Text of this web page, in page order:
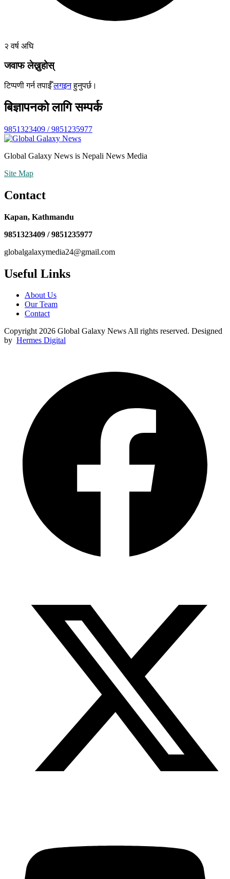
२ वर्ष अघि
जवाफ लेख्नुहोस्
टिप्पणी गर्न तपाईँलगइनहुनुपर्छ।
बिज्ञापनको लागि सम्पर्क
9851323409 / 9851235977
Global Galaxy News is Nepali News Media
Site Map
Contact
Kapan, Kathmandu
9851323409 / 9851235977
globalgalaxymedia24@gmail.com
Useful Links
About Us
Our Team
Contact
Copyright 2026 Global Galaxy News All rights reserved. Designed
by Hermes Digital